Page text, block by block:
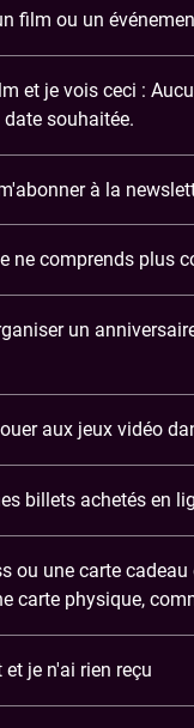
film ou un
et je vois ceci :
souhaitée.
à la
ne comprends plus
un
aux jeux vidéo
billets achetés en
ou une carte cadeau
carte physique,
je n'ai rien reçu